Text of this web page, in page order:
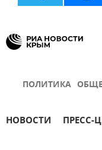
ПОЛИТИКА
НОВОСТИ ПРЕСС-